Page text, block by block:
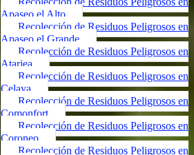
Apaseo el Alto
Recolección de Residuos Peligrosos en
Apaseo el Grande
Recolección de Residuos Peligrosos en
Atarjea
Recolección de Residuos Peligrosos en
Celaya
Recolección de Residuos Peligrosos en
Comonfort
Recolección de Residuos Peligrosos en
Coroneo
Recolección de Residuos Peligrosos en